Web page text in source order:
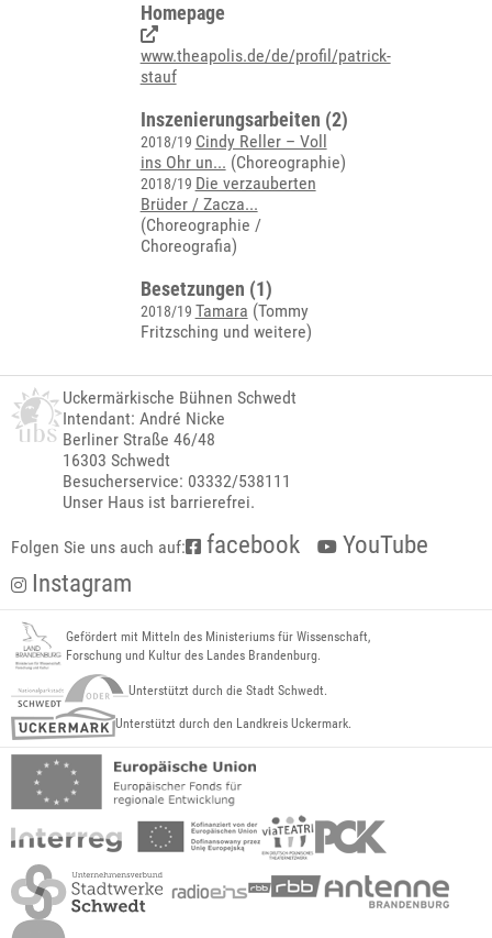
Homepage
www.theapolis.de/de/profil/patrick-
stauf
Inszenierungsarbeiten (2)
2018/19 Cindy Reller – Voll
ins Ohr un... (Choreographie)
2018/19 Die verzauberten
Brüder / Zacza...
(Choreographie /
Choreografia)
Besetzungen (1)
2018/19 Tamara (Tommy
Fritzsching und weitere)
Uckermärkische Bühnen Schwedt
Intendant: André Nicke
Berliner Straße 46/48
16303 Schwedt
Besucherservice: 03332/538111
Unser Haus ist barrierefrei.
Folgen Sie uns auch auf: facebook
YouTube
Instagram
Gefördert mit Mitteln des Ministeriums für Wissenschaft,
Forschung und Kultur des Landes Brandenburg.
Unterstützt durch die Stadt Schwedt.
Unterstützt durch den Landkreis Uckermark.